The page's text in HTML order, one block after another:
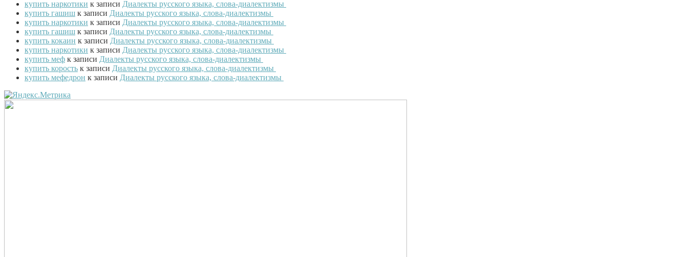
купить наркотики к записи Диалекты русского языка, слова-диалектизмы
купить гашиш к записи Диалекты русского языка, слова-диалектизмы
купить наркотики к записи Диалекты русского языка, слова-диалектизмы
купить гашиш к записи Диалекты русского языка, слова-диалектизмы
купить кокаин к записи Диалекты русского языка, слова-диалектизмы
купить наркотики к записи Диалекты русского языка, слова-диалектизмы
купить меф к записи Диалекты русского языка, слова-диалектизмы
купить корость к записи Диалекты русского языка, слова-диалектизмы
купить мефедрон к записи Диалекты русского языка, слова-диалектизмы